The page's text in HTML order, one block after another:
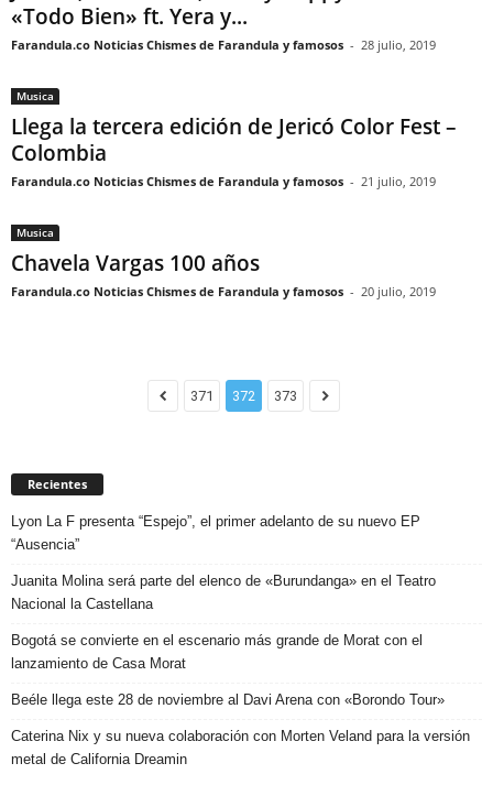
«Todo Bien» ft. Yera y...
Farandula.co Noticias Chismes de Farandula y famosos - 28 julio, 2019
Musica
Llega la tercera edición de Jericó Color Fest –
Colombia
Farandula.co Noticias Chismes de Farandula y famosos - 21 julio, 2019
Musica
Chavela Vargas 100 años
Farandula.co Noticias Chismes de Farandula y famosos - 20 julio, 2019
371 372 373
Recientes
Lyon La F presenta “Espejo”, el primer adelanto de su nuevo EP
“Ausencia”
Juanita Molina será parte del elenco de «Burundanga» en el Teatro
Nacional la Castellana
Bogotá se convierte en el escenario más grande de Morat con el
lanzamiento de Casa Morat
Beéle llega este 28 de noviembre al Davi Arena con «Borondo Tour»
Caterina Nix y su nueva colaboración con Morten Veland para la versión
metal de California Dreamin